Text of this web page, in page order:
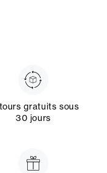
gratuits sous
30 jours